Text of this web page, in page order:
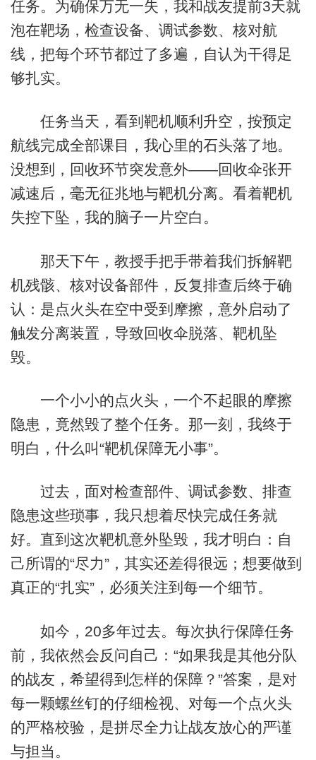
任务。为确保万无一失，我和战友提前3天就
泡在靶场，检查设备、调试参数、核对航
线，把每个环节都过了多遍，自认为干得足
够扎实。
任务当天，看到靶机顺利升空，按预定
航线完成全部课目，我心里的石头落了地。
没想到，回收环节突发意外——回收伞张开
减速后，毫无征兆地与靶机分离。看着靶机
失控下坠，我的脑子一片空白。
那天下午，教授手把手带着我们拆解靶
机残骸、核对设备部件，反复排查后终于确
认：是点火头在空中受到摩擦，意外启动了
触发分离装置，导致回收伞脱落、靶机坠
毁。
一个小小的点火头，一个不起眼的摩擦
隐患，竟然毁了整个任务。那一刻，我终于
明白，什么叫“靶机保障无小事”。
过去，面对检查部件、调试参数、排查
隐患这些琐事，我只想着尽快完成任务就
好。直到这次靶机意外坠毁，我才明白：自
己所谓的“尽力”，其实还差得很远；想要做到
真正的“扎实”，必须关注到每一个细节。
如今，20多年过去。每次执行保障任务
前，我依然会反问自己：“如果我是其他分队
的战友，希望得到怎样的保障？”答案，是对
每一颗螺丝钉的仔细检视、对每一个点火头
的严格校验，是拼尽全力让战友放心的严谨
与担当。